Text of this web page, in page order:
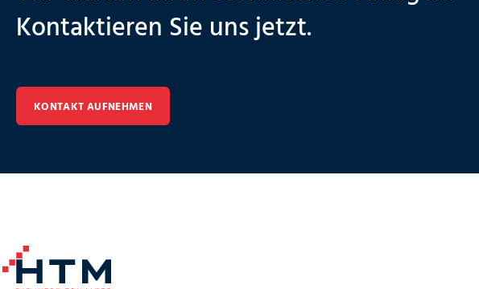
Kontaktieren Sie uns jetzt.
KONTAKT AUFNEHMEN